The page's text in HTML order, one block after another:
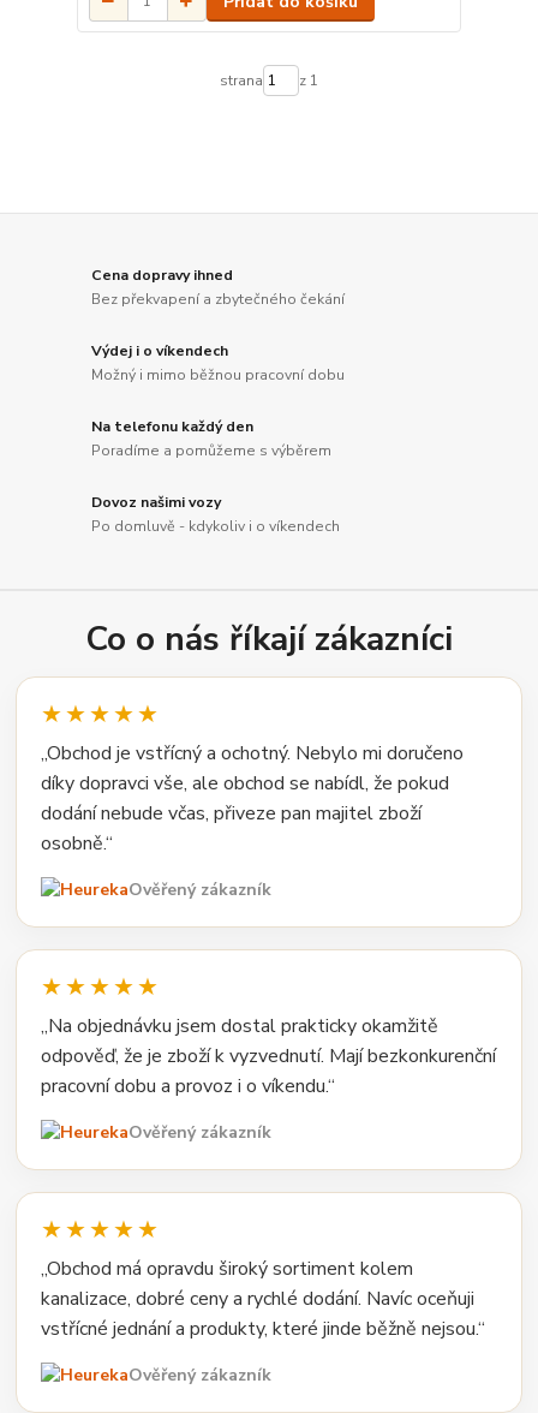
strana z 1
Cena dopravy ihned
Bez překvapení a zbytečného čekání
Výdej i o víkendech
Možný i mimo běžnou pracovní dobu
Na telefonu každý den
Poradíme a pomůžeme s výběrem
Dovoz našimi vozy
Po domluvě - kdykoliv i o víkendech
Co o nás říkají zákazníci
★★★★★
„Obchod je vstřícný a ochotný. Nebylo mi doručeno
díky dopravci vše, ale obchod se nabídl, že pokud
dodání nebude včas, přiveze pan majitel zboží
osobně.“
Ověřený zákazník
★★★★★
„Na objednávku jsem dostal prakticky okamžitě
odpověď, že je zboží k vyzvednutí. Mají bezkonkurenční
pracovní dobu a provoz i o víkendu.“
Ověřený zákazník
★★★★★
„Obchod má opravdu široký sortiment kolem
kanalizace, dobré ceny a rychlé dodání. Navíc oceňuji
vstřícné jednání a produkty, které jinde běžně nejsou.“
Ověřený zákazník